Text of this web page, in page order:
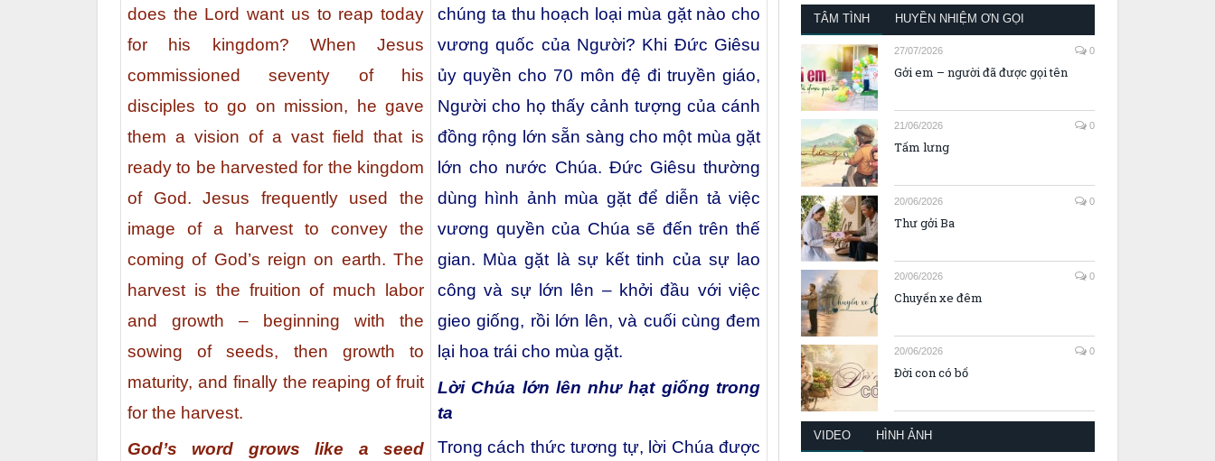
does the Lord want us to reap today
for his kingdom? When Jesus
commissioned seventy of his
disciples to go on mission, he gave
them a vision of a vast field that is
ready to be harvested for the kingdom
of God. Jesus frequently used the
image of a harvest to convey the
coming of God’s reign on earth. The
harvest is the fruition of much labor
and growth – beginning with the
sowing of seeds, then growth to
maturity, and finally the reaping of fruit
for the harvest.
God’s word grows like a seed
chúng ta thu hoạch loại mùa gặt nào cho
vương quốc của Người? Khi Đức Giêsu
ủy quyền cho 70 môn đệ đi truyền giáo,
Người cho họ thấy cảnh tượng của cánh
đồng rộng lớn sẵn sàng cho một mùa gặt
lớn cho nước Chúa. Đức Giêsu thường
dùng hình ảnh mùa gặt để diễn tả việc
vương quyền của Chúa sẽ đến trên thế
gian. Mùa gặt là sự kết tinh của sự lao
công và sự lớn lên – khởi đầu với việc
gieo giống, rồi lớn lên, và cuối cùng đem
lại hoa trái cho mùa gặt.
Lời Chúa lớn lên như hạt giống trong
ta
Trong cách thức tương tự, lời Chúa được
TÂM TÌNH HUYỀN NHIỆM ƠN GỌI
27/07/2026 0
Gởi em – người đã được gọi tên
21/06/2026 0
Tấm lưng
20/06/2026 0
Thư gởi Ba
20/06/2026 0
Chuyến xe đêm
20/06/2026 0
Đời con có bố
VIDEO HÌNH ẢNH